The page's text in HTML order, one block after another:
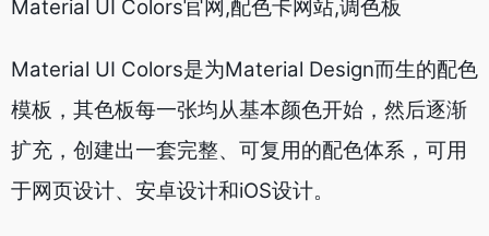
Material UI Colors官网,配色卡网站,调色板
Material UI Colors是为Material Design而生的配色
模板，其色板每一张均从基本颜色开始，然后逐渐
扩充，创建出一套完整、可复用的配色体系，可用
于网页设计、安卓设计和iOS设计。